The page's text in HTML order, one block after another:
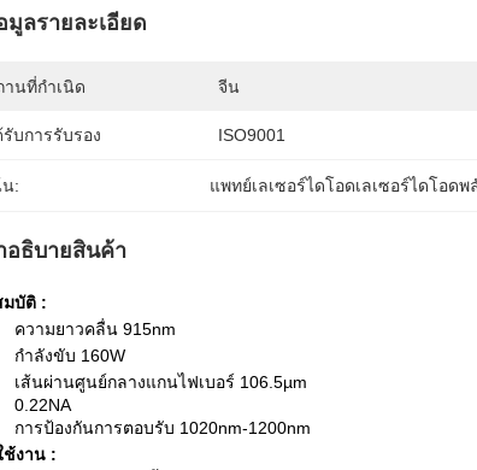
มูลรายละเอียด
านที่กำเนิด จีน
รับการรับรอง ISO9001
น: แพทย์เลเซอร์ไดโอดเลเซอร์ไดโอดพ
อธิบายสินค้า
บัติ :
ความยาวคลื่น 915nm
กำลังขับ 160W
เส้นผ่านศูนย์กลางแกนไฟเบอร์ 106.5µm
0.22NA
การป้องกันการตอบรับ 1020nm-1200nm
ช้งาน :